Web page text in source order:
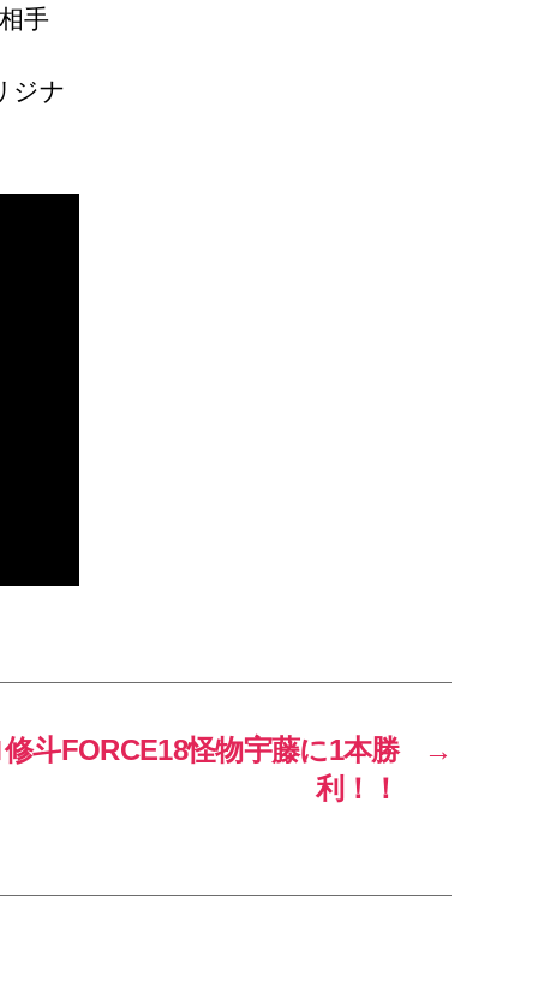
手
ジナ
→
斗FORCE18怪物宇藤に1本勝
利！！